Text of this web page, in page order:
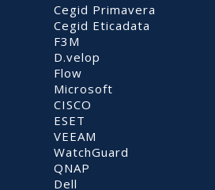
Cegid Primavera
Cegid Eticadata
F3M
D.velop
Flow
Microsoft
CISCO
ESET
VEEAM
WatchGuard
QNAP
Dell